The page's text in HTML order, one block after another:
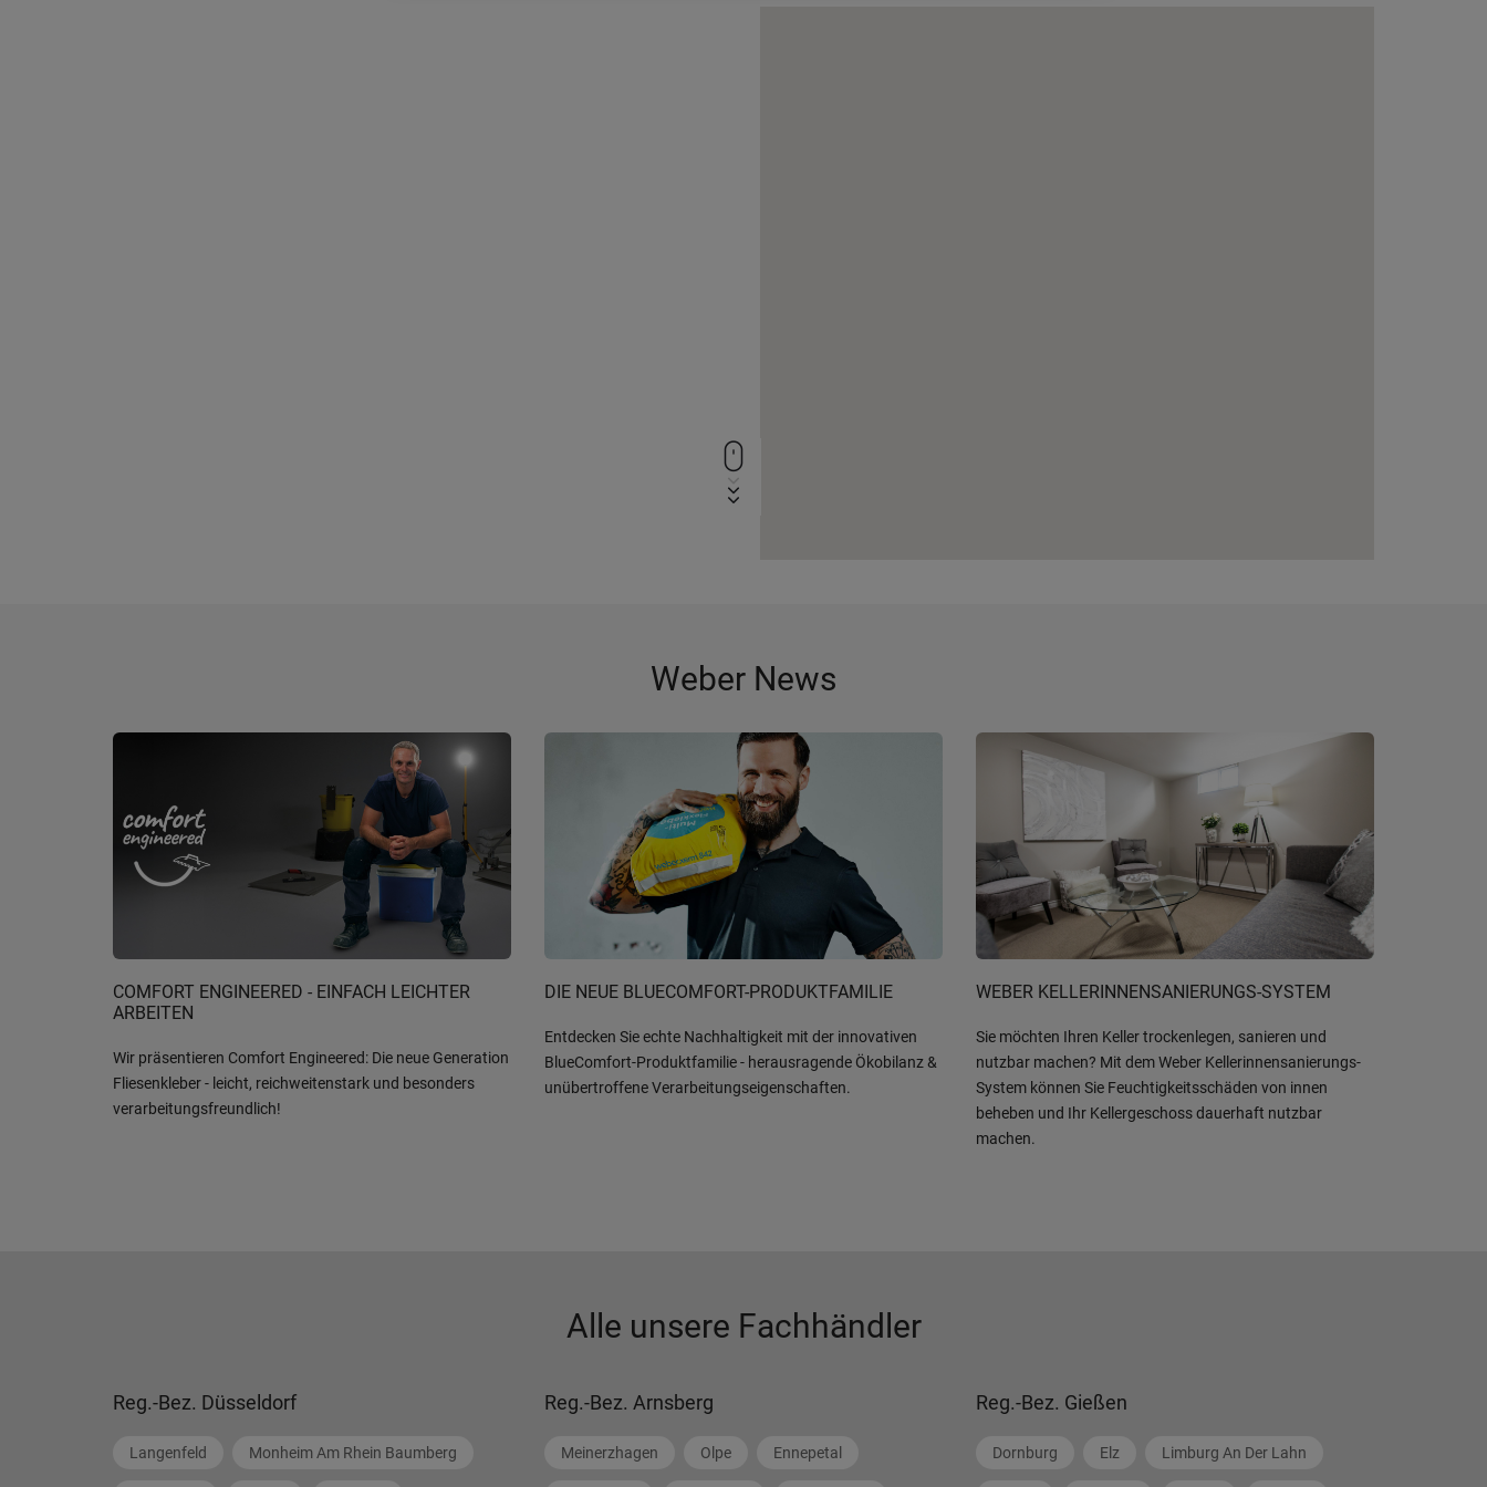
Weber News
COMFORT ENGINEERED - EINFACH LEICHTER
ARBEITEN
Wir präsentieren Comfort Engineered: Die neue Generation
Fliesenkleber - leicht, reichweitenstark und besonders
verarbeitungsfreundlich!
DIE NEUE BLUECOMFORT-PRODUKTFAMILIE
Entdecken Sie echte Nachhaltigkeit mit der innovativen
BlueComfort-Produktfamilie - herausragende Ökobilanz &
unübertroffene Verarbeitungseigenschaften.
WEBER KELLERINNENSANIERUNGS-SYSTEM
Sie möchten Ihren Keller trockenlegen, sanieren und
nutzbar machen? Mit dem Weber Kellerinnensanierungs-
System können Sie Feuchtigkeitsschäden von innen
beheben und Ihr Kellergeschoss dauerhaft nutzbar
machen.
Alle unsere Fachhändler
Reg.-Bez. Düsseldorf
Langenfeld Monheim Am Rhein Baumberg
Reg.-Bez. Arnsberg
Meinerzhagen Olpe Ennepetal
Reg.-Bez. Gießen
Dornburg Elz Limburg An Der Lahn